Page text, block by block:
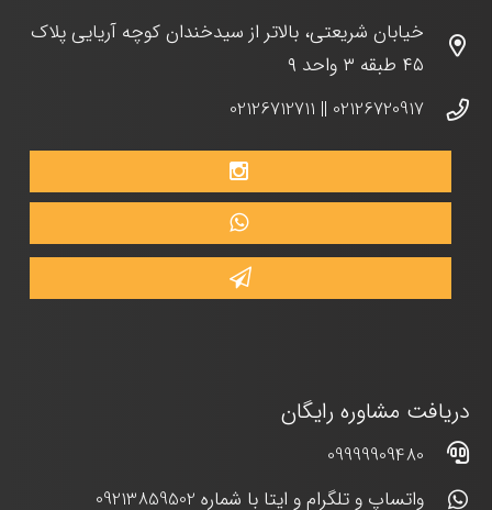
خیابان شریعتی، بالاتر از سیدخندان کوچه آریایی پلاک
۴۵ طبقه ۳ واحد ۹
02126720917
||
02126712711
دریافت مشاوره رایگان
09999909480
واتساپ و تلگرام و ایتا با شماره 09213859502